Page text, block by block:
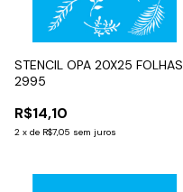
STENCIL OPA 20X25 FOLHAS
2995
R$14,10
2 x de R$7,05 sem juros